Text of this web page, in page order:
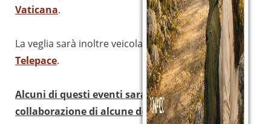
Vaticana.
La veglia sarà inoltre veicolata attraverso i canali di
Telepace.
Alcuni di questi eventi saranno realizzati con la
collaborazione di alcune delle nostre Fraternità